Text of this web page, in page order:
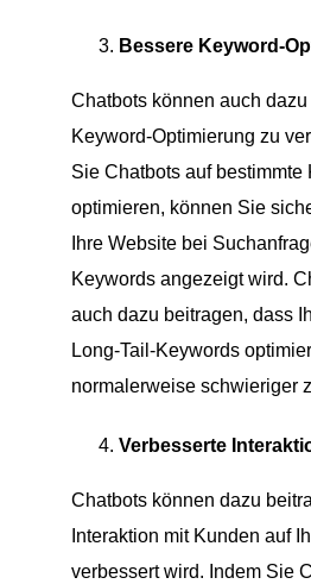
Bessere Keyword-
Chatbots können auch
Keyword-Optimierung zu
Sie Chatbots auf bestimmte
optimieren, können Sie
Ihre Website bei
Keywords angezeigt wird.
auch dazu beitragen, dass
Long-Tail-Keywords
normalerweise schwieriger
Verbesserte
Chatbots können dazu
Interaktion mit Kunden auf
verbessert wird. Indem Sie